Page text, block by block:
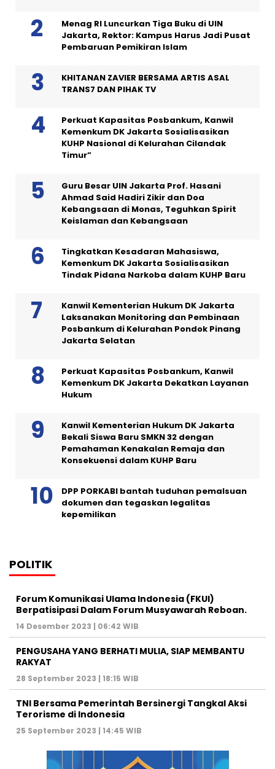
Menag RI Luncurkan Tiga Buku di UIN
Jakarta, Rektor: Kampus Harus Jadi Pusat
Pembaruan Pemikiran Islam
KHITANAN ZAVIER BERSAMA ARTIS ASAL
TRANS7 DAN PIHAK TV
Perkuat Kapasitas Posbankum, Kanwil
Kemenkum DK Jakarta Sosialisasikan
KUHP Nasional di Kelurahan Cilandak
Timur”
Guru Besar UIN Jakarta Prof. Hasani
Ahmad Said Hadiri Zikir dan Doa
Kebangsaan di Monas, Teguhkan Spirit
Keislaman dan Kebangsaan
Tingkatkan Kesadaran Mahasiswa,
Kemenkum DK Jakarta Sosialisasikan
Tindak Pidana Narkoba dalam KUHP Baru
Kanwil Kementerian Hukum DK Jakarta
Laksanakan Monitoring dan Pembinaan
Posbankum di Kelurahan Pondok Pinang
Jakarta Selatan
Perkuat Kapasitas Posbankum, Kanwil
Kemenkum DK Jakarta Dekatkan Layanan
Hukum
Kanwil Kementerian Hukum DK Jakarta
Bekali Siswa Baru SMKN 32 dengan
Pemahaman Kenakalan Remaja dan
Konsekuensi dalam KUHP Baru
DPP PORKABI bantah tuduhan pemalsuan
dokumen dan tegaskan legalitas
kepemilikan
POLITIK
Forum Komunikasi Ulama Indonesia (FKUI)
Berpatisipasi Dalam Forum Musyawarah Reboan.
14 Desember 2023 | 06:42 WIB
PENGUSAHA YANG BERHATI MULIA, SIAP MEMBANTU
RAKYAT
28 September 2023 | 18:15 WIB
TNI Bersama Pemerintah Bersinergi Tangkal Aksi
Terorisme di Indonesia
25 September 2023 | 14:45 WIB